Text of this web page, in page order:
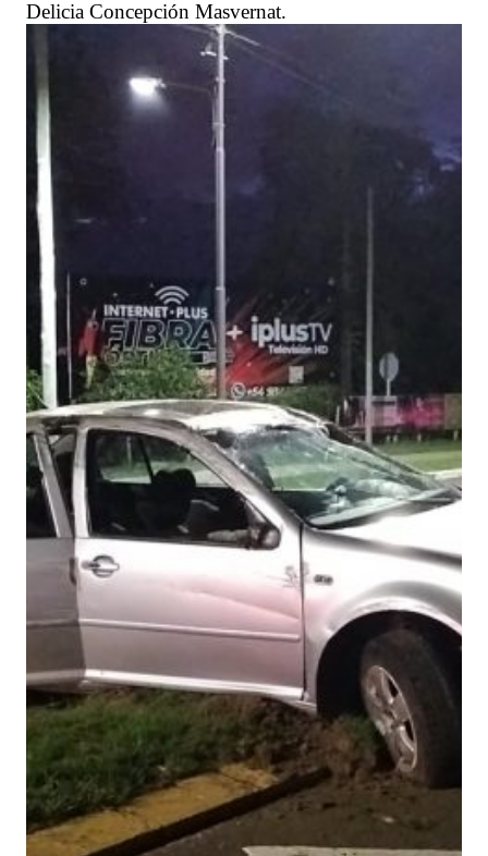
Delicia Concepción Masvernat.